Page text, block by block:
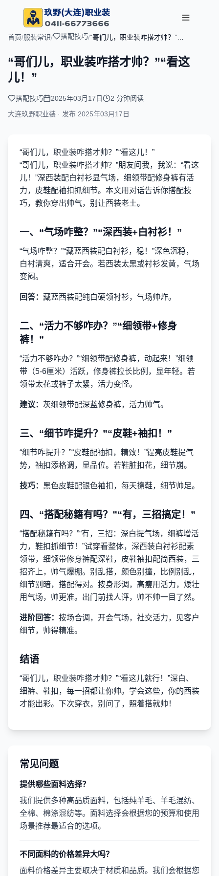
首页/服装常识/ 搭配技巧/“哥们儿，职业装咋搭才帅？”
“哥们儿，职业装咋搭才帅？”“看这
儿！”
搭配技巧 2025年03月17日
2 分钟阅读
大连玖野职业装 · 发布 2025年03月17日
“哥们儿，职业装咋搭才帅？”“看这儿！”
“哥们儿，职业装咋搭才帅？”朋友问我，我说：“看这
儿！”深西装配白衬衫显气场，细领带配修身裤有活
力，皮鞋配袖扣抓细节。本文用对话告诉你搭配技
巧，教你穿出帅气，别让西装老土。
一、“气场咋整？”“深西装+白衬衫！”
“气场咋整？”“藏蓝西装配白衬衫，稳！”深色沉稳，
白衬清爽，适合开会。若西装太黑或衬衫发黄，气场
变闷。
回答： 藏蓝西装配纯白硬领衬衫，气场帅炸。
二、“活力不够咋办？”“细领带+修身
裤！”
“活力不够咋办？”“细领带配修身裤，动起来！”细领
带（5-6厘米）活跃，修身裤拉长比例，显年轻。若
领带太花或裤子太紧，活力变怪。
建议： 灰细领带配深蓝修身裤，活力帅气。
三、“细节咋提升？”“皮鞋+袖扣！”
“细节咋提升？”“皮鞋配袖扣，精致！”锃亮皮鞋提气
势，袖扣添格调，显品位。若鞋脏扣花，细节崩。
技巧： 黑色皮鞋配银色袖扣，每天擦鞋，细节帅足。
四、“搭配秘籍有吗？”“有，三招搞定！”
“搭配秘籍有吗？”“有，三招：深白提气场，细裤增活
力，鞋扣抓细节！”试穿看整体，深西装白衬衫配素
领带，细领带修身裤配深鞋，皮鞋袖扣配简西装，三
招齐上，帅气爆棚。别乱搭，颜色别撞，比例别乱，
细节别暗，搭配得对。按身形调，高瘦用活力，矮壮
用气场，帅更准。出门前找人评，帅不帅一目了然。
进阶回答： 按场合调，开会气场，社交活力，见客户
细节，帅得精准。
结语
“哥们儿，职业装咋搭才帅？”“看这儿就行！”深白、
细裤、鞋扣，每一招都让你帅。学会这些，你的西装
才能出彩。下次穿衣，别问了，照着搭就帅！
常见问题
提供哪些面料选择？
我们提供多种高品质面料，包括纯羊毛、羊毛混纺、
全棉、棉涤混纺等。面料选择会根据您的预算和使用
场景推荐最适合的选项。
不同面料的价格差异大吗？
面料价格差异主要取决于材质和品质。我们会根据您